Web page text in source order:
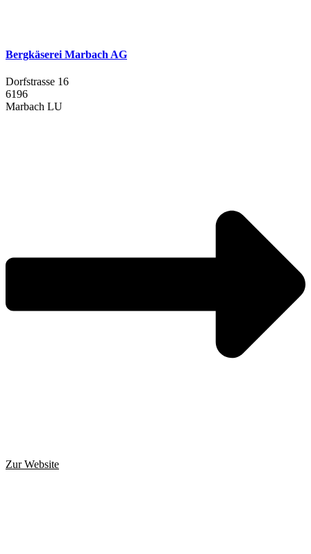
Bergkäserei Marbach AG
Dorfstrasse 16
6196
Marbach LU
Zur Website